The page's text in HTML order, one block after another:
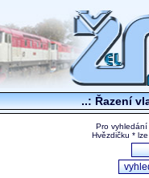
..: Řazení
Pro
Hvězdičku *